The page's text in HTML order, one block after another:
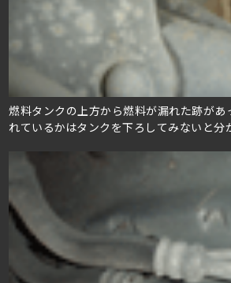
燃料タンクの上方から燃料が漏れた跡があ
れているかはタンクを下ろしてみないと分